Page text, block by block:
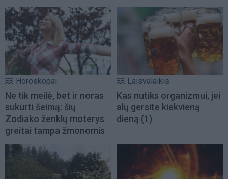
Horoskopai
Ne tik meilė, bet ir noras
sukurti šeimą: šių
Zodiako ženklų moterys
greitai tampa žmonomis
Laisvalaikis
Kas nutiks organizmui, jei
alų gersite kiekvieną
dieną (1)